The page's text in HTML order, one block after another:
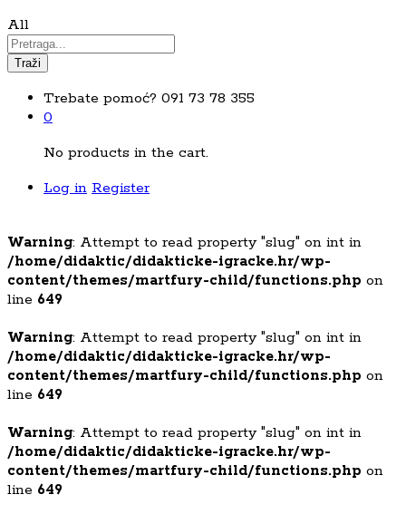
All
Traži
Trebate pomoć? 091 73 78 355
0
No products in the cart.
Log in Register
Warning: Attempt to read property "slug" on int in
/home/didaktic/didakticke-igracke.hr/wp-
content/themes/martfury-child/functions.php on
line 649
Warning: Attempt to read property "slug" on int in
/home/didaktic/didakticke-igracke.hr/wp-
content/themes/martfury-child/functions.php on
line 649
Warning: Attempt to read property "slug" on int in
/home/didaktic/didakticke-igracke.hr/wp-
content/themes/martfury-child/functions.php on
line 649